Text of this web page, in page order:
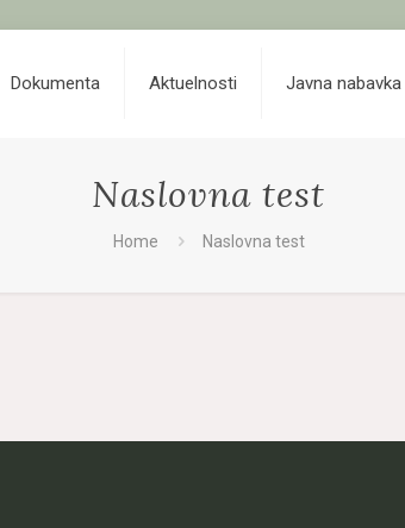
Dokumenta Aktuelnosti Javna nabavka
Naslovna test
Home Naslovna test